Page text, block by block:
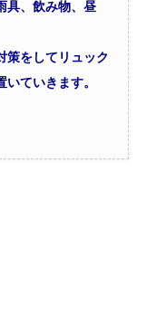
具、飲み物、昼
策をしてリュック
ていきます。